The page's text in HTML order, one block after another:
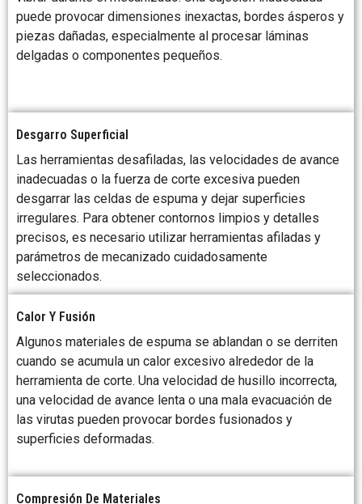
puede provocar dimensiones inexactas, bordes ásperos y
piezas dañadas, especialmente al procesar láminas
delgadas o componentes pequeños.
Desgarro Superficial
Las herramientas desafiladas, las velocidades de avance
inadecuadas o la fuerza de corte excesiva pueden
desgarrar las celdas de espuma y dejar superficies
irregulares. Para obtener contornos limpios y detalles
precisos, es necesario utilizar herramientas afiladas y
parámetros de mecanizado cuidadosamente
seleccionados.
Calor Y Fusión
Algunos materiales de espuma se ablandan o se derriten
cuando se acumula un calor excesivo alrededor de la
herramienta de corte. Una velocidad de husillo incorrecta,
una velocidad de avance lenta o una mala evacuación de
las virutas pueden provocar bordes fusionados y
superficies deformadas.
Compresión De Materiales